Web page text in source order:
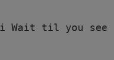
Wait til you see